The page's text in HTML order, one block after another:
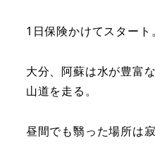
1日保険かけてスタート。
大分、阿蘇は水が豊富
山道を走る。
昼間でも翳った場所は